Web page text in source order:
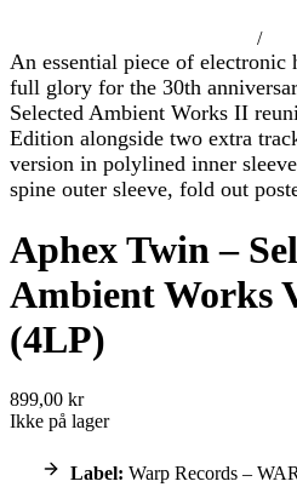
/
An essential piece of electronic
full glory for the 30th
Selected Ambient Works II
Edition alongside two extra
version in polylined inner
spine outer sleeve, fold out
Aphex Twin –
Ambient Works
(4LP)
899,00 kr
Ikke på lager
Label: Warp Records –